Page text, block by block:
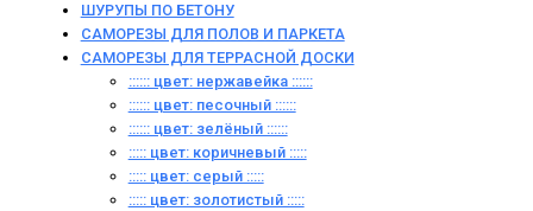
ШУРУПЫ ПО БЕТОНУ
САМОРЕЗЫ ДЛЯ ПОЛОВ И ПАРКЕТА
САМОРЕЗЫ ДЛЯ ТЕРРАСНОЙ ДОСКИ
:::::: цвет: нержавейка ::::::
:::::: цвет: песочный ::::::
:::::: цвет: зелёный ::::::
::::: цвет: коричневый :::::
::::: цвет: серый :::::
::::: цвет: золотистый :::::